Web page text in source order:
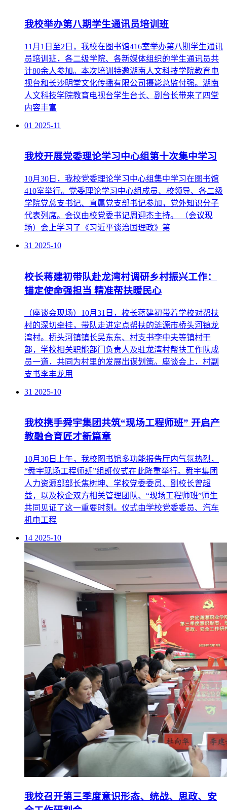
我校举办第八期学生通讯员培训班
11月1日至2日，我校在图书馆416室举办第八期学生通讯
员培训班，各二级学院、各新媒体组织的学生通讯员共
计80余人参加。本次培训特邀湖南人文科技学院教育电
视台和长沙明堂文化传播有限公司摄影总监付强。湖南
人文科技学院教育电视台学生台长、副台长带来了四堂
内容丰富
01 2025-11
我校开展党委理论学习中心组第十次集中学习
10月30日，我校党委理论学习中心组集中学习在图书馆
410室举行。党委理论学习中心组成员、校领导、各二级
学院党总支书记、直属党支部书记参加，党外知识分子
代表列席。会议由校党委书记周迎杰主持。 （会议现
场）会上学习了《习近平谈治国理政》第
31 2025-10
校长蒋建初带队赴龙湾村调研乡村振兴工作：
锚定使命强担当 精准帮扶暖民心
（座谈会现场）10月31日，校长蒋建初带着学校对帮扶
村的深切牵挂，带队走进定点帮扶的涟源市桥头河镇龙
湾村。桥头河镇镇长吴东东、村支书李中夫等镇村干
部，学校相关职能部门负责人及驻龙湾村帮扶工作队成
员一道，共同为村里的发展出谋划策。座谈会上，村副
支书李丰龙用
31 2025-10
我校携手舜宇集团共筑“现场工程师班” 开启产
教融合育匠才新篇章
10月30日上午，我校图书馆多功能报告厅内气氛热烈，
“舜宇现场工程师班”组班仪式在此隆重举行。舜宇集团
人力资源部部长焦树坤、学校党委委员、副校长曾超
益，以及校企双方相关管理团队、“现场工程师班”师生
共同见证了这一重要时刻。仪式由学校党委委员、汽车
机电工程
14 2025-10
我校召开第三季度意识形态、统战、思政、安